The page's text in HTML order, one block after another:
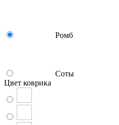
Ромб
Соты
Цвет коврика